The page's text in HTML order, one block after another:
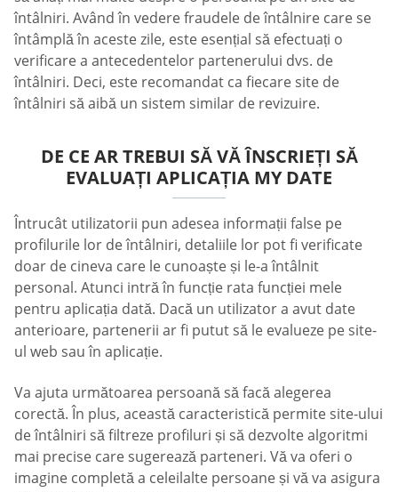
întâlniri. Având în vedere fraudele de întâlnire care se
întâmplă în aceste zile, este esențial să efectuați o
verificare a antecedentelor partenerului dvs. de
întâlniri. Deci, este recomandat ca fiecare site de
întâlniri să aibă un sistem similar de revizuire.
DE CE AR TREBUI SĂ VĂ ÎNSCRIEȚI SĂ
EVALUAȚI APLICAȚIA MY DATE
Întrucât utilizatorii pun adesea informații false pe
profilurile lor de întâlniri, detaliile lor pot fi verificate
doar de cineva care le cunoaște și le-a întâlnit
personal. Atunci intră în funcție rata funcției mele
pentru aplicația dată. Dacă un utilizator a avut date
anterioare, partenerii ar fi putut să le evalueze pe site-
ul web sau în aplicație.
Va ajuta următoarea persoană să facă alegerea
corectă. În plus, această caracteristică permite site-ului
de întâlniri să filtreze profiluri și să dezvolte algoritmi
mai precise care sugerează parteneri. Vă va oferi o
imagine completă a celeilalte persoane și vă va asigura